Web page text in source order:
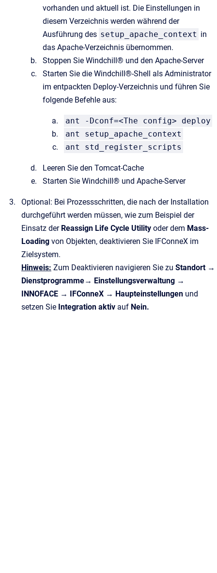
vorhanden und aktuell ist. Die Einstellungen in
diesem Verzeichnis werden während der
Ausführung des setup_apache_context in
das Apache-Verzeichnis übernommen.
Stoppen Sie Windchill® und den Apache-Server
Starten Sie die Windchill®-Shell als Administrator
im entpackten Deploy-Verzeichnis und führen Sie
folgende Befehle aus:
ant -Dconf=<The config> deploy
ant setup_apache_context
ant std_register_scripts
Leeren Sie den Tomcat-Cache
Starten Sie Windchill® und Apache-Server
Optional: Bei Prozessschritten, die nach der Installation
durchgeführt werden müssen, wie zum Beispiel der
Einsatz der Reassign Life Cycle Utility oder dem Mass-
Loading von Objekten, deaktivieren Sie IFConneX im
Zielsystem.
Hinweis: Zum Deaktivieren navigieren Sie zu Standort →
Dienstprogramme→ Einstellungsverwaltung →
INNOFACE → IFConneX → Haupteinstellungen und
setzen Sie Integration aktiv auf Nein.